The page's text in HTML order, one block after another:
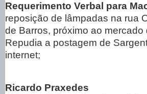
Requerimento Verbal para
reposição de lâmpadas na rua
de Barros, próximo ao mercado
Repudia a postagem de
internet;
Ricardo Praxedes